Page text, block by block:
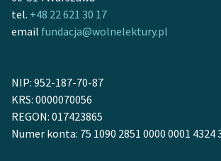
tel. +48 22 621 30 17
email fundacja@wolnelektury.pl
NIP: 952-187-70-87
KRS: 0000070056
REGON: 017423865
Numer konta: 75 1090 2851 0000 0001 4324